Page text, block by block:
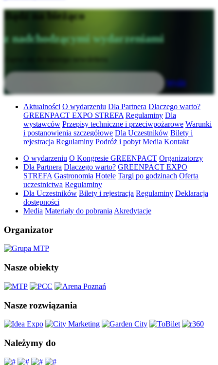
Bądź na bieżąco
z nadchodzącymi wydarzeniami
Zapisz się do naszego newslettera
Wyślij
Aktualności O wydarzeniu Dla Partnera Dlaczego warto?
GREENPACT EXPO STREFA Regulaminy Dla
wystawców Przepisy techniczne i przeciwpożarowe Warunki
i postanowienia szczegółowe Dla Uczestników Bilety i
rejestracja Regulaminy Podróż i pobyt Media Kontakt
O wydarzeniu O Kongresie GREENPACT Organizatorzy
Dla Partnera Dlaczego warto? GREENPACT EXPO
STREFA Gastronomia Hotele Targi po godzinach Oferta
uczestnictwa Regulaminy
Dla Uczestników Bilety i rejestracja Regulaminy Deklaracja
dostępności
Media Materiały do pobrania Akredytacje
Organizator
Nasze obiekty
Nasze rozwiązania
Należymy do